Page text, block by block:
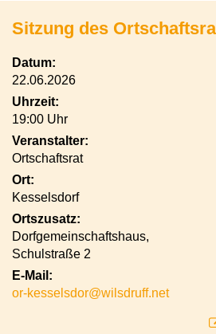
Sitzung des
Datum:
22.06.2026
Uhrzeit:
19:00 Uhr
Veranstalter:
Ortschaftsrat
Ort:
Kesselsdorf
Ortszusatz:
Dorfgemeinschaftshaus,
Schulstraße 2
E-Mail:
or-kesselsdor@wilsdruff.net